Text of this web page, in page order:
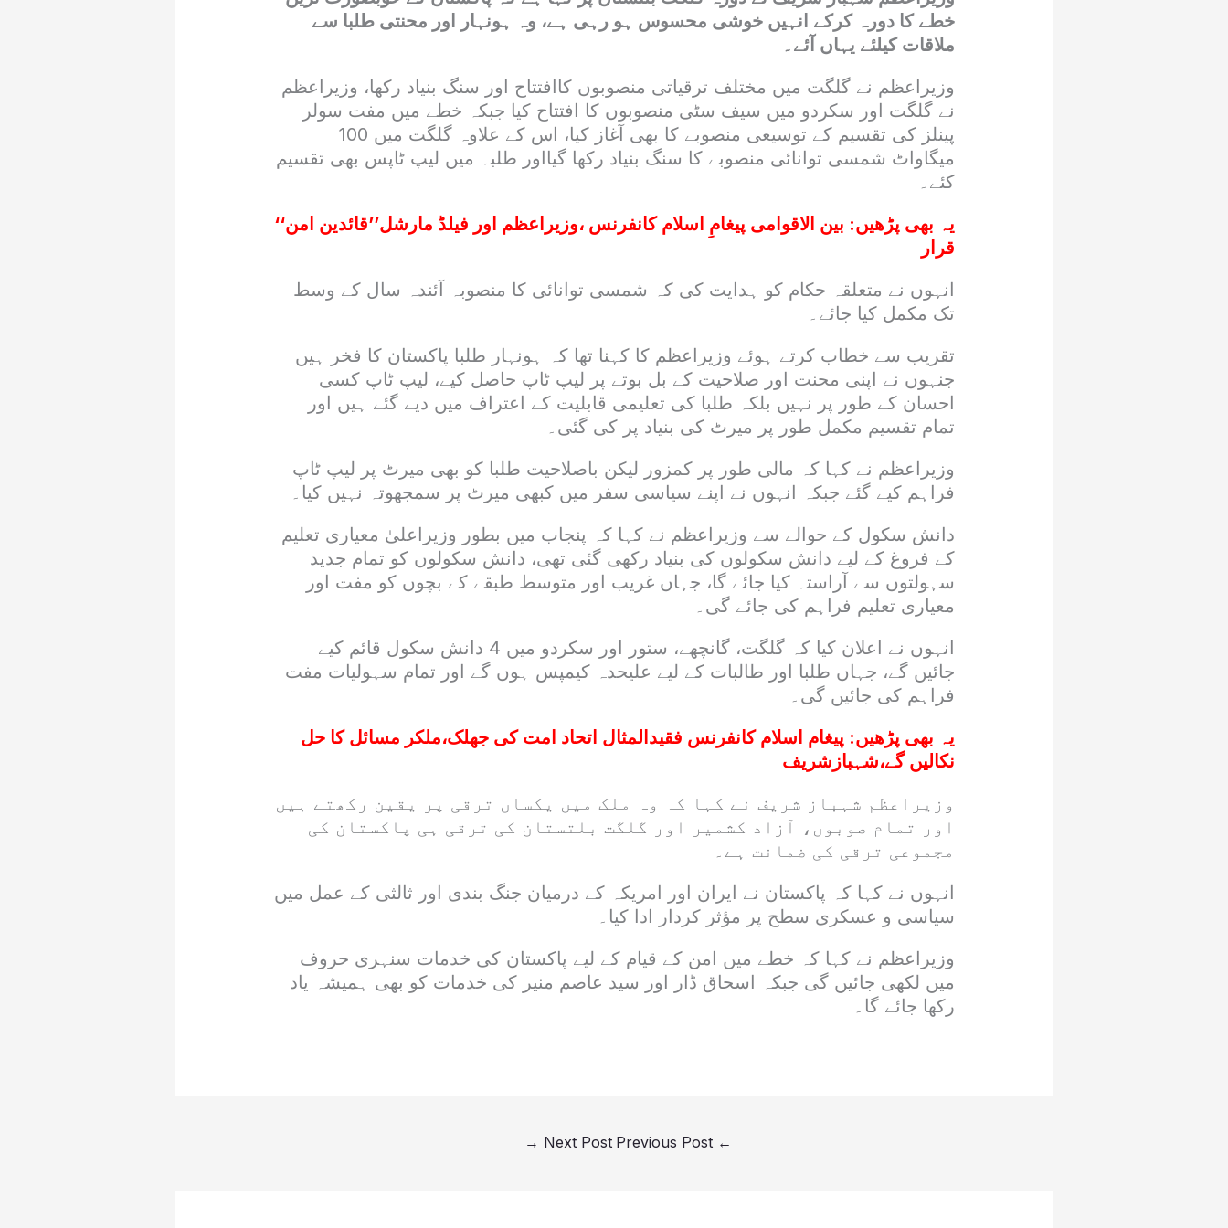
خطے کا دورہ کرکے انہیں خوشی محسوس ہو رہی ہے، وہ ہونہار اور محنتی طلبا سے
ملاقات کیلئے یہاں آئے۔
وزیراعظم نے گلگت میں مختلف ترقیاتی منصوبوں کاافتتاح اور سنگ بنیاد رکھا، وزیراعظم
نے گلگت اور سکردو میں سیف سٹی منصوبوں کا افتتاح کیا جبکہ خطے میں مفت سولر
پینلز کی تقسیم کے توسیعی منصوبے کا بھی آغاز کیا، اس کے علاوہ گلگت میں 100
میگاواٹ شمسی توانائی منصوبے کا سنگ بنیاد رکھا گیااور طلبہ میں لیپ ٹاپس بھی تقسیم
کئے۔
یہ بھی پڑھیں: بین الاقوامی پیغامِ اسلام کانفرنس ،وزیراعظم اور فیلڈ مارشل’’قائدین امن‘‘
قرار
انہوں نے متعلقہ حکام کو ہدایت کی کہ شمسی توانائی کا منصوبہ آئندہ سال کے وسط
تک مکمل کیا جائے۔
تقریب سے خطاب کرتے ہوئے وزیراعظم کا کہنا تھا کہ ہونہار طلبا پاکستان کا فخر ہیں
جنہوں نے اپنی محنت اور صلاحیت کے بل بوتے پر لیپ ٹاپ حاصل کیے، لیپ ٹاپ کسی
احسان کے طور پر نہیں بلکہ طلبا کی تعلیمی قابلیت کے اعتراف میں دیے گئے ہیں اور
تمام تقسیم مکمل طور پر میرٹ کی بنیاد پر کی گئی۔
وزیراعظم نے کہا کہ مالی طور پر کمزور لیکن باصلاحیت طلبا کو بھی میرٹ پر لیپ ٹاپ
فراہم کیے گئے جبکہ انہوں نے اپنے سیاسی سفر میں کبھی میرٹ پر سمجھوتہ نہیں کیا۔
دانش سکول کے حوالے سے وزیراعظم نے کہا کہ پنجاب میں بطور وزیراعلیٰ معیاری تعلیم
کے فروغ کے لیے دانش سکولوں کی بنیاد رکھی گئی تھی، دانش سکولوں کو تمام جدید
سہولتوں سے آراستہ کیا جائے گا، جہاں غریب اور متوسط طبقے کے بچوں کو مفت اور
معیاری تعلیم فراہم کی جائے گی۔
انہوں نے اعلان کیا کہ گلگت، گانچھے، ستور اور سکردو میں 4 دانش سکول قائم کیے
جائیں گے، جہاں طلبا اور طالبات کے لیے علیحدہ کیمپس ہوں گے اور تمام سہولیات مفت
فراہم کی جائیں گی۔
یہ بھی پڑھیں: پیغام اسلام کانفرنس فقیدالمثال اتحاد امت کی جھلک،ملکر مسائل کا حل
نکالیں گے،شہبازشریف
وزیراعظم شہباز شریف نے کہا کہ وہ ملک میں یکساں ترقی پر یقین رکھتے ہیں
اور تمام صوبوں، آزاد کشمیر اور گلگت بلتستان کی ترقی ہی پاکستان کی
مجموعی ترقی کی ضمانت ہے۔
انہوں نے کہا کہ پاکستان نے ایران اور امریکہ کے درمیان جنگ بندی اور ثالثی کے عمل میں
سیاسی و عسکری سطح پر مؤثر کردار ادا کیا۔
وزیراعظم نے کہا کہ خطے میں امن کے قیام کے لیے پاکستان کی خدمات سنہری حروف
میں لکھی جائیں گی جبکہ اسحاق ڈار اور سید عاصم منیر کی خدمات کو بھی ہمیشہ یاد
رکھا جائے گا۔
←
Next Post
→